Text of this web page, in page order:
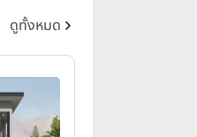
ดูทั้งหมด